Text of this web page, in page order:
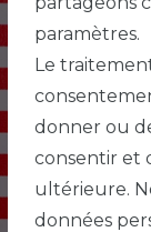
paramètres.
Le
donner ou
consentir et
ultérieure.
données